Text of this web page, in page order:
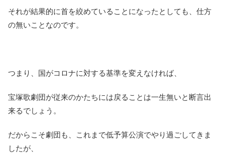
それが結果的に首を絞めていることになったとしても、仕方
の無いことなのです。
つまり、国がコロナに対する基準を変えなければ、
宝塚歌劇団が従来のかたちには戻ることは一生無いと断言出
来るでしょう。
だからこそ劇団も、これまで低予算公演でやり過ごしてきま
したが、